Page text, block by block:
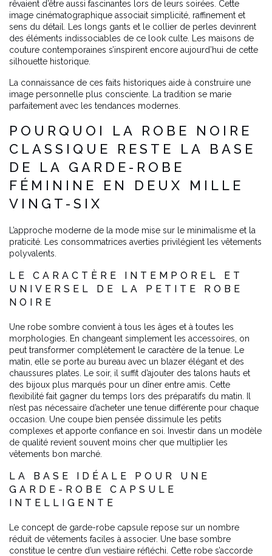
rêvaient d’être aussi fascinantes lors de leurs soirées. Cette
image cinématographique associait simplicité, raffinement et
sens du détail. Les longs gants et le collier de perles devinrent
des éléments indissociables de ce look culte. Les maisons de
couture contemporaines s’inspirent encore aujourd’hui de cette
silhouette historique.
La connaissance de ces faits historiques aide à construire une
image personnelle plus consciente. La tradition se marie
parfaitement avec les tendances modernes.
POURQUOI LA ROBE NOIRE
CLASSIQUE RESTE LA BASE
DE LA GARDE-ROBE
FÉMININE EN DEUX MILLE
VINGT-SIX
L’approche moderne de la mode mise sur le minimalisme et la
praticité. Les consommatrices averties privilégient les vêtements
polyvalents.
LE CARACTÈRE INTEMPOREL ET
UNIVERSEL DE LA PETITE ROBE
NOIRE
Une robe sombre convient à tous les âges et à toutes les
morphologies. En changeant simplement les accessoires, on
peut transformer complètement le caractère de la tenue. Le
matin, elle se porte au bureau avec un blazer élégant et des
chaussures plates. Le soir, il suffit d’ajouter des talons hauts et
des bijoux plus marqués pour un dîner entre amis. Cette
flexibilité fait gagner du temps lors des préparatifs du matin. Il
n’est pas nécessaire d’acheter une tenue différente pour chaque
occasion. Une coupe bien pensée dissimule les petits
complexes et apporte confiance en soi. Investir dans un modèle
de qualité revient souvent moins cher que multiplier les
vêtements bon marché.
LA BASE IDÉALE POUR UNE
GARDE-ROBE CAPSULE
INTELLIGENTE
Le concept de garde-robe capsule repose sur un nombre
réduit de vêtements faciles à associer. Une base sombre
constitue le centre d’un vestiaire réfléchi. Cette robe s’accorde